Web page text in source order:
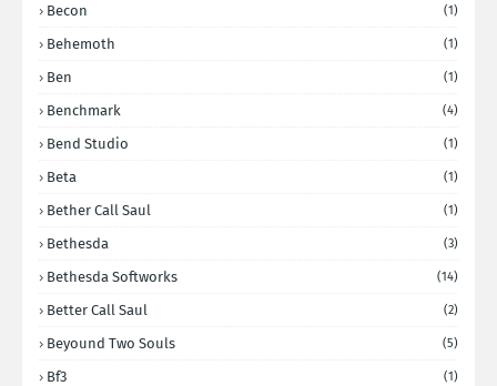
Becon (1)
Behemoth (1)
Ben (1)
Benchmark (4)
Bend Studio (1)
Beta (1)
Bether Call Saul (1)
Bethesda (3)
Bethesda Softworks (14)
Better Call Saul (2)
Beyound Two Souls (5)
Bf3 (1)